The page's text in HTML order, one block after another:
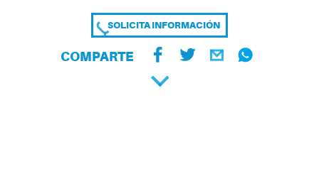
SOLICITA INFORMACIÓN
COMPARTE